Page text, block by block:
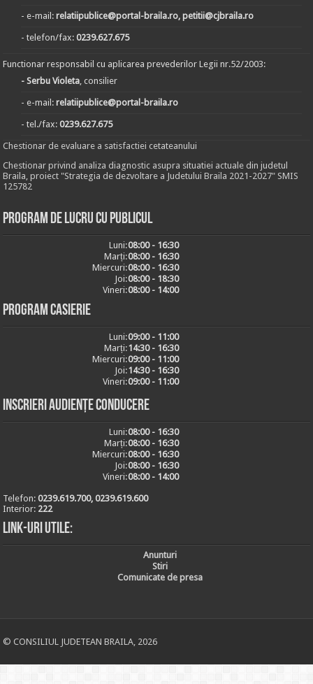
- e-mail:relatiipublice@portal-braila.ro, petitii@cjbraila.ro
- telefon/fax:0239.627.675
Functionar responsabil cu aplicarea prevederilor Legii nr.52/2003:
- Serbu Violeta, consilier
- e-mail:relatiipublice@portal-braila.ro
- tel./fax:0239.627.675
Chestionar de evaluare a satisfactiei cetateanului
Chestionar privind analiza diagnostic asupra situatiei actuale din judetul
Braila, proiect "Strategia de dezvoltare a Judetului Braila 2021-2027" SMIS
125782
Program de lucru cu publicul
Luni:08:00 - 16:30
Marți:08:00 - 16:30
Miercuri:08:00 - 16:30
Joi:08:00 - 18:30
Vineri:08:00 - 14:00
Program casierie
Luni:09:00 - 11:00
Marți:14:30 - 16:30
Miercuri:09:00 - 11:00
Joi:14:30 - 16:30
Vineri:09:00 - 11:00
Inscrieri audiențe conducere
Luni:08:00 - 16:30
Marți:08:00 - 16:30
Miercuri:08:00 - 16:30
Joi:08:00 - 16:30
Vineri:08:00 - 14:00
Telefon:0239.619.700, 0239.619.600
Interior: 222
Link-uri utile:
Anunturi
Stiri
Comunicate de presa
© CONSILIUL JUDETEAN BRAILA, 2026